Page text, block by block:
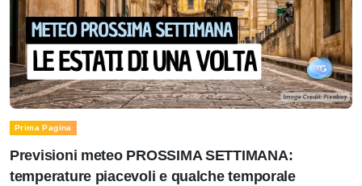
Prima Pagina
Previsioni meteo PROSSIMA SETTIMANA:
temperature piacevoli e qualche temporale